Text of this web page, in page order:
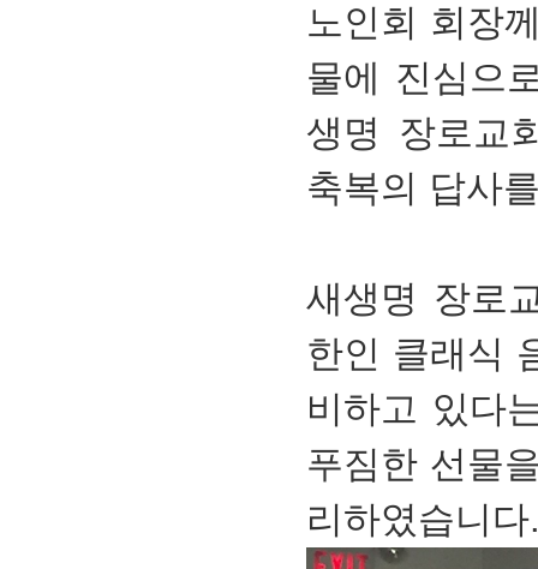
노인회 회장
물에 진심으
생명 장로교
축복의 답사
새생명 장로
한인 클래식
비하고 있다
푸짐한 선물
리하였습니다